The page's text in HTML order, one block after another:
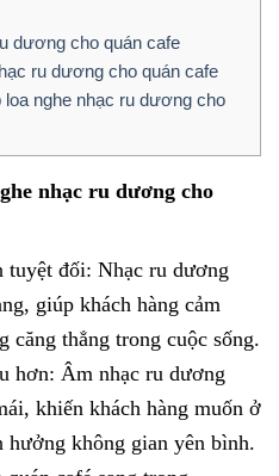
dương cho quán cafe
ru dương cho quán cafe
nghe nhạc ru dương cho
nhạc ru dương cho
tuyệt đối: Nhạc ru dương
giúp khách hàng cảm
căng thẳng trong cuộc sống.
hơn: Âm nhạc ru dương
khiến khách hàng muốn ở
hưởng không gian yên bình.